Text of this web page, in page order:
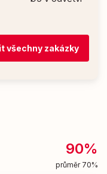
všechny zakázky
90%
průměr 70%